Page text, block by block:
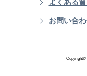
よくある
お問い合
Copyright©